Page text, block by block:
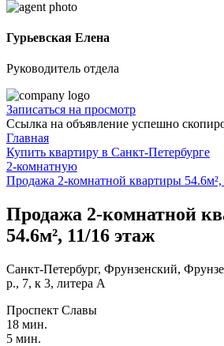
Гурьевская Елена
Руководитель отдела
Записаться на просмотр
Ссылка на объявление успешно
Главная
Купить квартиру в Санкт-Петербурге
2-комнатную
Продажа 2-комнатной квартиры 54.6м²,
Продажа 2-комнатной
54.6м², 11/16 этаж
Санкт-Петербург, Фрунзенский,
р., 7, к 3, литера А
Проспект Славы
18 мин.
5 мин.